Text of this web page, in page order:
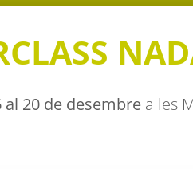
al 20 de desembrea les